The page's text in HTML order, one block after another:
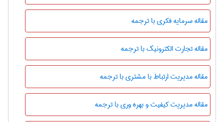
مقاله سرمایه فکری با ترجمه
مقاله تجارت الکترونیک با ترجمه
مقاله مدیریت ارتباط با مشتری با ترجمه
مقاله مدیریت کیفیت و بهره وری با ترجمه